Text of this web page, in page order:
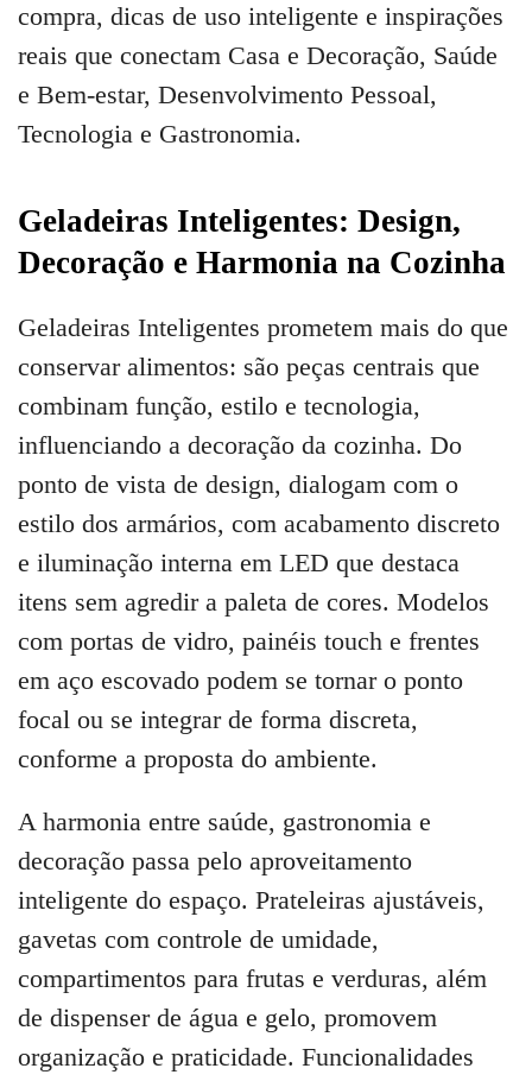
compra, dicas de uso inteligente e inspirações
reais que conectam Casa e Decoração, Saúde
e Bem-estar, Desenvolvimento Pessoal,
Tecnologia e Gastronomia.
Geladeiras Inteligentes: Design,
Decoração e Harmonia na Cozinha
Geladeiras Inteligentes prometem mais do que
conservar alimentos: são peças centrais que
combinam função, estilo e tecnologia,
influenciando a decoração da cozinha. Do
ponto de vista de design, dialogam com o
estilo dos armários, com acabamento discreto
e iluminação interna em LED que destaca
itens sem agredir a paleta de cores. Modelos
com portas de vidro, painéis touch e frentes
em aço escovado podem se tornar o ponto
focal ou se integrar de forma discreta,
conforme a proposta do ambiente.
A harmonia entre saúde, gastronomia e
decoração passa pelo aproveitamento
inteligente do espaço. Prateleiras ajustáveis,
gavetas com controle de umidade,
compartimentos para frutas e verduras, além
de dispenser de água e gelo, promovem
organização e praticidade. Funcionalidades